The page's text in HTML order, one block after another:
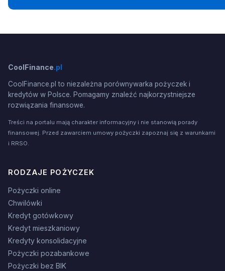
CoolFinance.pl
CoolFinance.pl to niezależna porównywarka pożyczek i
kredytów w Polsce. Pomagamy znaleźć najkorzystniejsze
rozwiązania finansowe.
Treści na portalu mają charakter informacyjny i nie stanowią porady
finansowej. Przed zawarciem umowy pożyczki zapoznaj się z warunkami
i RRSO.
RODZAJE POŻYCZEK
Pożyczki online
Chwilówki
Kredyt gotówkowy
Kredyt mieszkaniowy
Kredyty konsolidacyjne
Pożyczki pozabankowe
Pożyczki bez BIK